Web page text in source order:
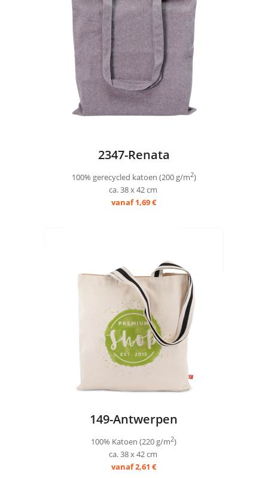
2347-Renata
100% gerecycled katoen (200 g/m2)
ca. 38 x 42 cm
vanaf 1,69 €
149-Antwerpen
100% Katoen (220 g/m2)
ca. 38 x 42 cm
vanaf 2,61 €